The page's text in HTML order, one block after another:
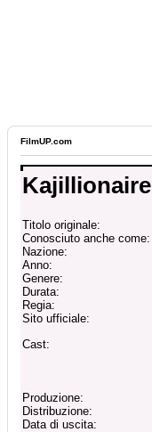
FilmUP.com
Kajillionaire
Titolo originale:
Conosciuto anche come:
Nazione:
Anno:
Genere:
Durata:
Regia:
Sito ufficiale:
Cast:
Produzione:
Distribuzione:
Data di uscita: